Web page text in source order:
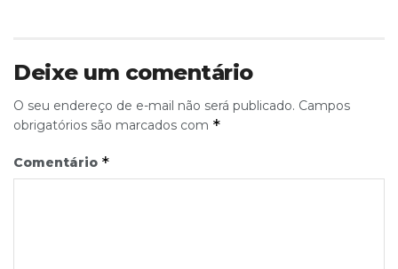
Deixe um comentário
O seu endereço de e-mail não será publicado. Campos
obrigatórios são marcados com *
Comentário *